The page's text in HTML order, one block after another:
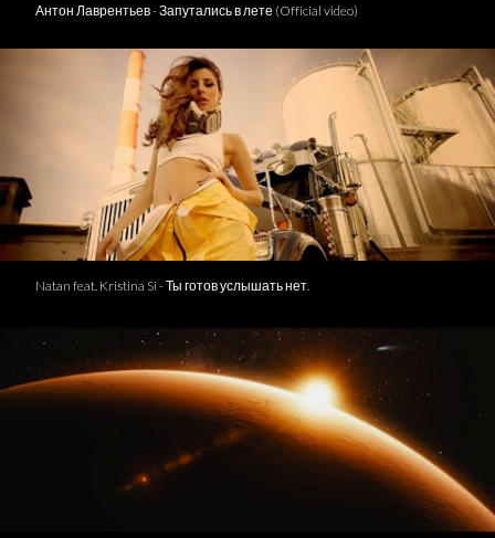
Антон Лаврентьев - Запутались в лете (Official video)
Natan feat. Kristina Si - Ты готов услышать нет.